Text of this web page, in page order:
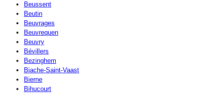
Beussent
Beutin
Beuvrages
Beuvrequen
Beuvry
Bévillers
Bezinghem
Biache-Saint-Vaast
Bierne
Bihucourt